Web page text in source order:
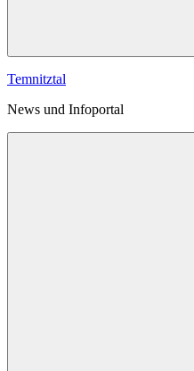
Temnitztal
News und Infoportal